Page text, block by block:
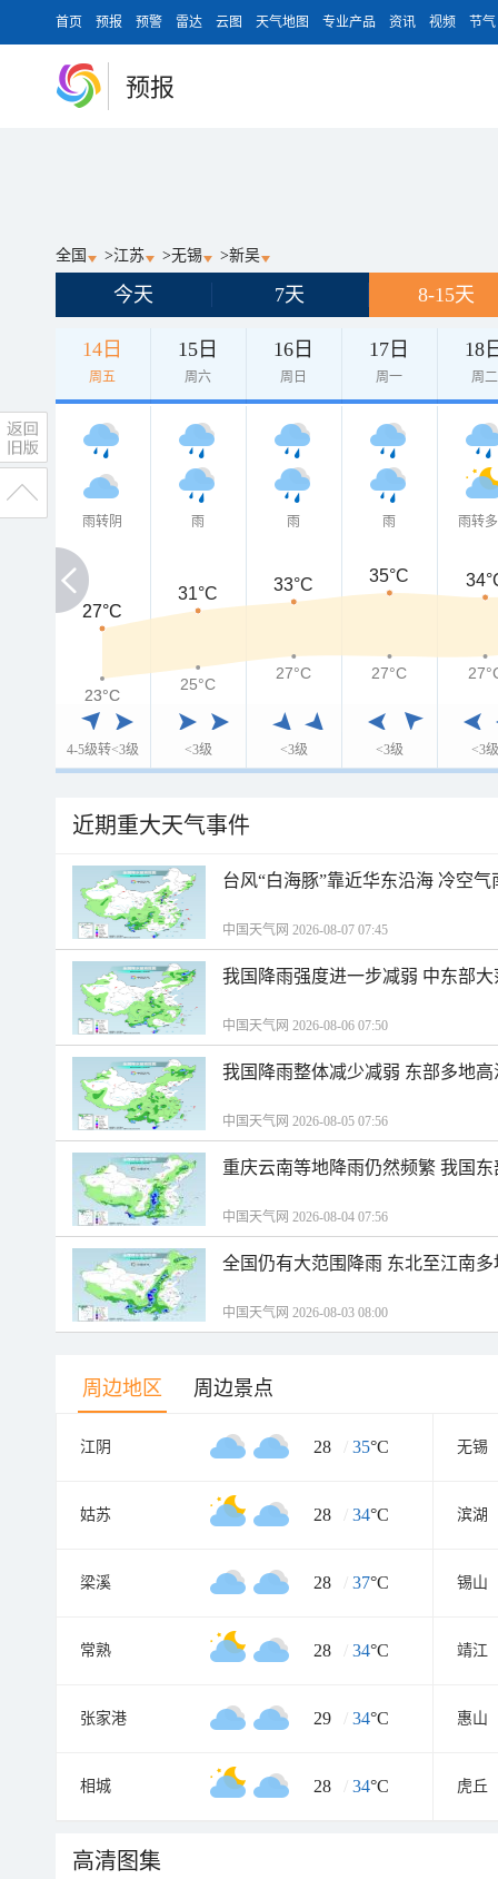
首页 预报 预警 雷达 云图 天气地图 专业产品 资讯 视频 节气
预报
全国 >江苏 >无锡 >新吴
今天 7天 8-15天
14日
周五
15日
周六
16日
周日
17日
周一
18
周二
雨转阴
4-5级转<3级
雨
<3级
雨
<3级
雨
<3级
雨转
<3级
27°C
27°C
31°C 33°C 35°C
23°C
23°C
25°C
27°C 27°C
近期重大天气事件
台风“白海豚”靠近华东沿海 冷空
中国天气网 2026-08-07 07:45
我国降雨强度进一步减弱 中东部
中国天气网 2026-08-06 07:50
我国降雨整体减少减弱 东部多地
中国天气网 2026-08-05 07:56
重庆云南等地降雨仍然频繁 我国
中国天气网 2026-08-04 07:56
全国仍有大范围降雨 东北至江南
中国天气网 2026-08-03 08:00
周边地区 周边景点
江阴 28 / 35°C 无锡
姑苏 28 / 34°C 滨湖
梁溪 28 / 37°C 锡山
常熟 28 / 34°C 靖江
张家港 29 / 34°C 惠山
相城 28 / 34°C 虎丘
高清图集